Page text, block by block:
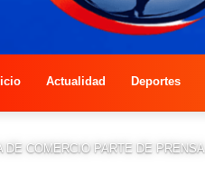
Actualidad Deportes
DE COMERCIO PARTE DE PRENSA